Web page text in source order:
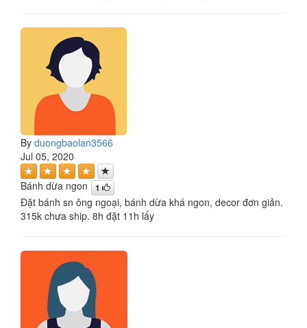
By duongbaolan3566
Jul 05, 2020
Bánh dừa ngon 1
Đặt bánh sn ông ngoại, bánh dừa khá ngon, decor đơn giản.
315k chưa ship. 8h đặt 11h lấy